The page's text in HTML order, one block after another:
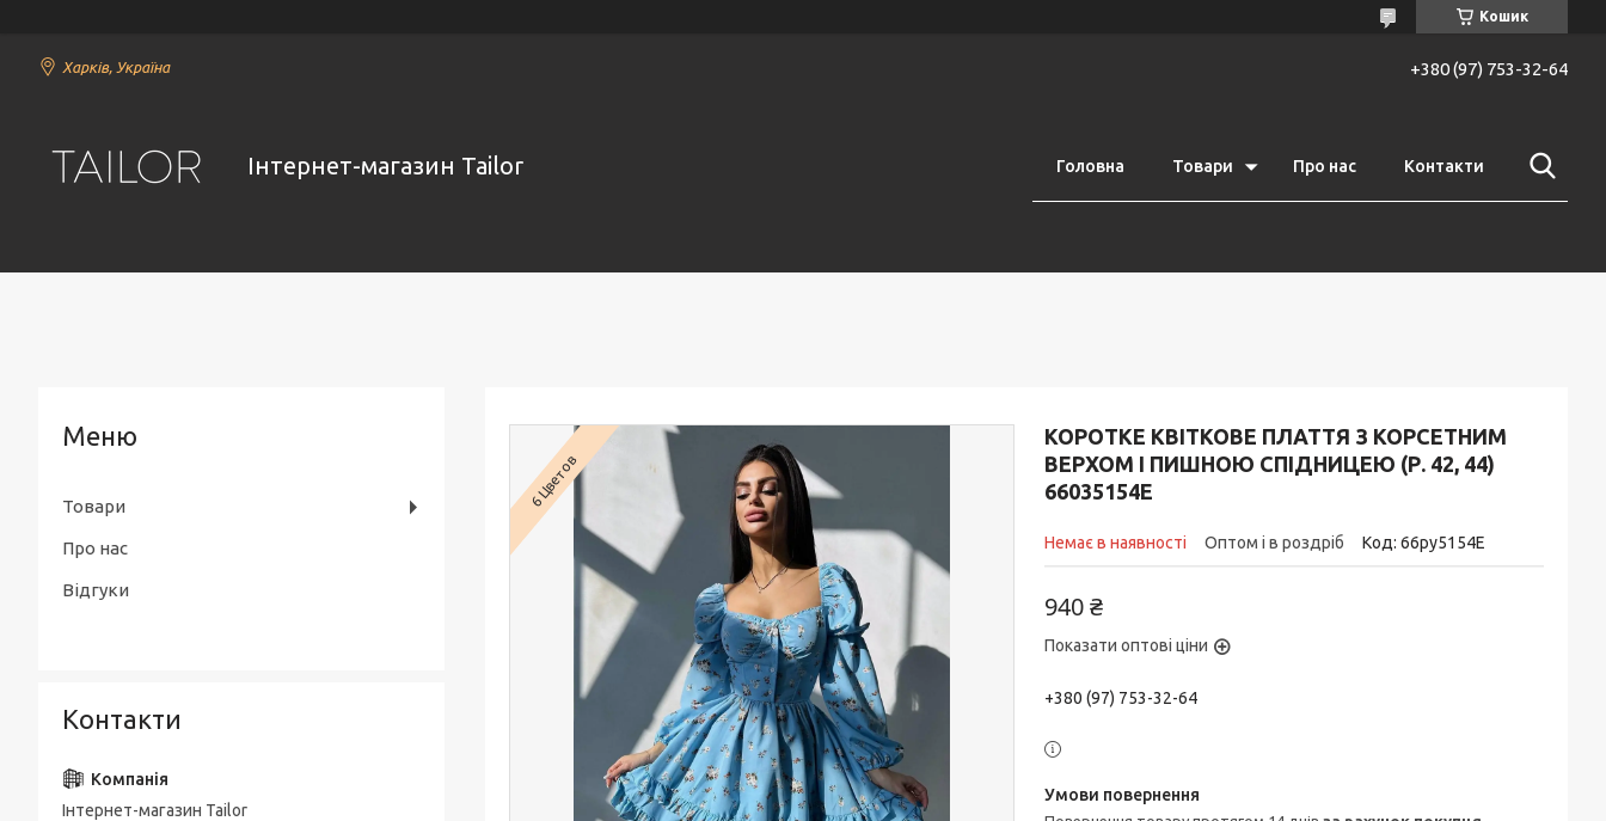
Кошик
Харків, Україна +380 (97) 753-32-64
Інтернет-магазин Tailor Головна Товари Про нас Контакти
КОРОТКЕ КВІТКОВЕ ПЛАТТЯ З КОРСЕТНИМ
ВЕРХОМ І ПИШНОЮ СПІДНИЦЕЮ (Р. 42, 44)
66035154Е
Немає в наявності Оптом і в роздріб Код: 66py5154Е
940 ₴
Показати оптові ціни
+380 (97) 753-32-64
6 Цветов
Товари
Про нас
Відгуки
Контакти
Інтернет-магазин Tailor